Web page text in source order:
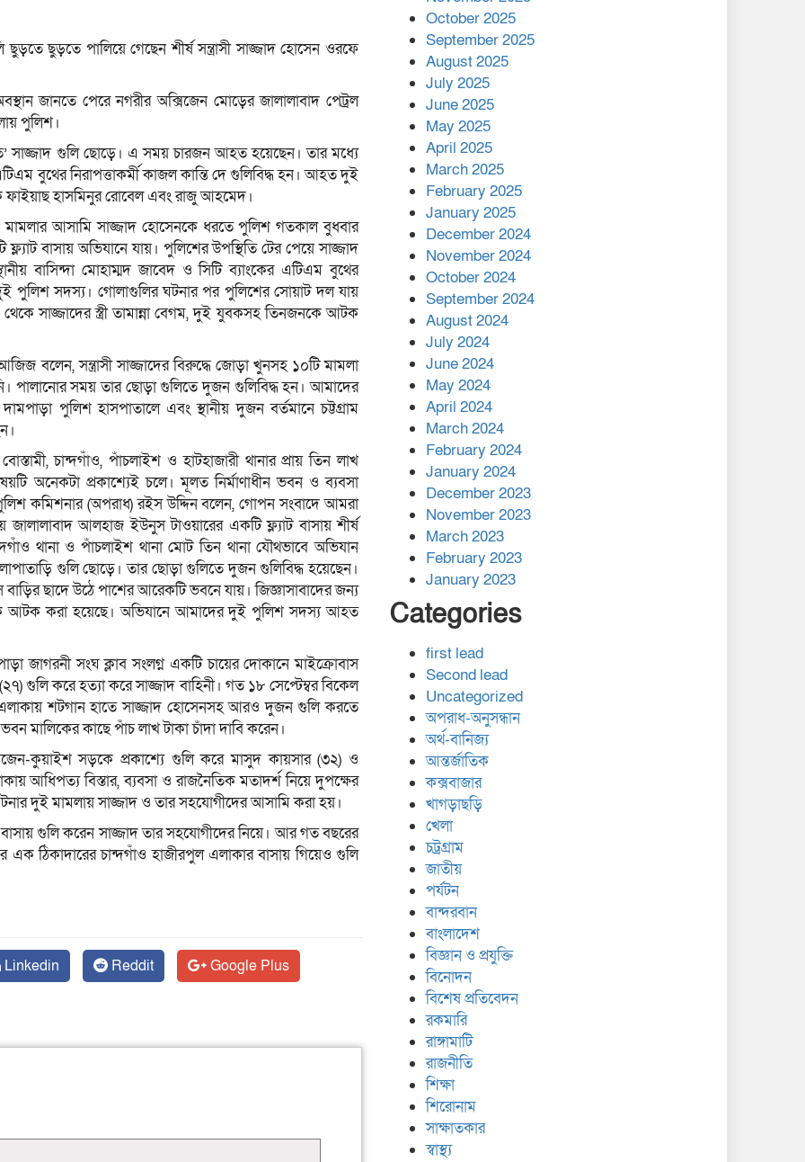
ছুড়তে ছুড়তে পালিয়ে গেছেন শীর্ষ সন্ত্রাসী সাজ্জাদ হোসেন ওরফে
জানতে পেরে নগরীর অক্সিজেন মোড়ের জালালাবাদ পেট্রল
পুলিশ।
সাজ্জাদ গুলি ছোড়ে। এ সময় চারজন আহত হয়েছেন। তার মধ্যে
বুথের নিরাপত্তাকর্মী কাজল কান্তি দে গুলিবিদ্ধ হন। আহত দুই
ফাইয়াছ হাসমিনুর রোবেল এবং রাজু আহমেদ।
মামলার আসামি সাজ্জাদ হোসেনকে ধরতে পুলিশ গতকাল বুধবার
বাসায় অভিযানে যায়। পুলিশের উপস্থিতি টের পেয়ে সাজ্জাদ
বাসিন্দা মোহাম্মদ জাবেদ ও সিটি ব্যাংকের এটিএম বুথের
পুলিশ সদস্য। গোলাগুলির ঘটনার পর পুলিশের সোয়াট দল যায়
থেকে সাজ্জাদের স্ত্রী তামান্না বেগম, দুই যুবকসহ তিনজনকে আটক
বলেন, সন্ত্রাসী সাজ্জাদের বিরুদ্ধে জোড়া খুনসহ ১০টি মামলা
পালানোর সময় তার ছোড়া গুলিতে দুজন গুলিবিদ্ধ হন। আমাদের
পুলিশ হাসপাতালে এবং স্থানীয় দুজন বর্তমানে চট্টগ্রাম
চান্দগাঁও, পাঁচলাইশ ও হাটহাজারী থানার প্রায় তিন লাখ
অনেকটা প্রকাশ্যেই চলে। মূলত নির্মাণাধীন ভবন ও ব্যবসা
কমিশনার (অপরাধ) রইস উদ্দিন বলেন, গোপন সংবাদে আমরা
আলহাজ ইউনুস টাওয়ারের একটি ফ্ল্যাট বাসায় শীর্ষ
থানা ও পাঁচলাইশ থানা মোট তিন থানা যৌথভাবে অভিযান
গুলি ছোড়ে। তার ছোড়া গুলিতে দুজন গুলিবিদ্ধ হয়েছেন।
ছাদে উঠে পাশের আরেকটি ভবনে যায়। জিজ্ঞাসাবাদের জন্য
আটক করা হয়েছে। অভিযানে আমাদের দুই পুলিশ সদস্য আহত
জাগরনী সংঘ ক্লাব সংলগ্ন একটি চায়ের দোকানে মাইক্রোবাস
গুলি করে হত্যা করে সাজ্জাদ বাহিনী। গত ১৮ সেপ্টেম্বর বিকেল
এলাকায় শটগান হাতে সাজ্জাদ হোসেনসহ আরও দুজন গুলি করতে
মালিকের কাছে পাঁচ লাখ টাকা চাঁদা দাবি করেন।
কুয়াইশ সড়কে প্রকাশ্যে গুলি করে মাসুদ কায়সার (৩২) ও
আধিপত্য বিস্তার, ব্যবসা ও রাজনৈতিক মতাদর্শ নিয়ে দুপক্ষের
দুই মামলায় সাজ্জাদ ও তার সহযোগীদের আসামি করা হয়।
গুলি করেন সাজ্জাদ তার সহযোগীদের নিয়ে। আর গত বছরের
এক ঠিকাদারের চান্দগাঁও হাজীরপুল এলাকার বাসায় গিয়েও গুলি
Linkedin Reddit Google Plus
মালয়েশিয়ার প্রধানমন্ত্রীকে চিঠি
দেয়ার পর ফোন তারেক
রহমানের,গ্যাস সঙ্কট
মোকাবিলায় সহায়তার আশ্বাস
এক বিলিয়ন ডলার বিনিয়োগ
হবে আনোয়ারায়
বান্দরবানে বন্যায় ক্ষতিগ্রস্তদের
মাঝে সহায়তা দিলেন সাচিং প্রু
জেরী
October 2025
September 2025
August 2025
July 2025
June 2025
May 2025
April 2025
March 2025
February 2025
January 2025
December 2024
November 2024
October 2024
September 2024
August 2024
July 2024
June 2024
May 2024
April 2024
March 2024
February 2024
January 2024
December 2023
November 2023
March 2023
February 2023
January 2023
Categories
first lead
Second lead
Uncategorized
অপরাধ-অনুসন্ধান
অর্থ-বানিজ্য
আন্তর্জাতিক
কক্সবাজার
খাগড়াছড়ি
খেলা
চট্রগ্রাম
জাতীয়
পর্যটন
বান্দরবান
বাংলাদেশ
বিজ্ঞান ও প্রযুক্তি
বিনোদন
বিশেষ প্রতিবেদন
রকমারি
রাঙ্গামাটি
রাজনীতি
শিক্ষা
শিরোনাম
সাক্ষাতকার
স্বাস্থ্য